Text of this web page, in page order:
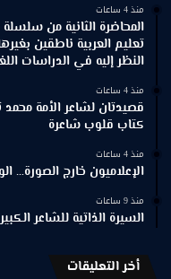
منذ 4 ساعات
المحاضرة الثانية من
تعليم العربية ناطقين
النظر إليه في الدراسات
منذ 4 ساعات
قصيدتان لشاعر الأمة
كتاب قلوب شاعرة
منذ 4 ساعات
الإعلاميون خارج الصورة…
منذ 9 ساعات
السيرة الذاتية للشاعر
أخر التعليقات